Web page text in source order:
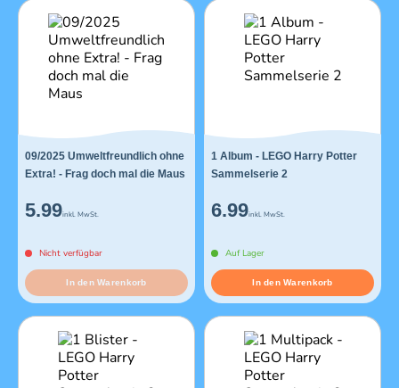
09/2025 Umweltfreundlich ohne
Extra! - Frag doch mal die Maus
5.99inkl. MwSt.
Nicht verfügbar
In den Warenkorb
1 Album - LEGO Harry Potter
Sammelserie 2
6.99inkl. MwSt.
Auf Lager
In den Warenkorb